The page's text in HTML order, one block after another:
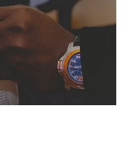
engineers,
executives.